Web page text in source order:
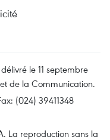
le 11 septembre
de la Communication.
(024) 39411348
La reproduction sans la